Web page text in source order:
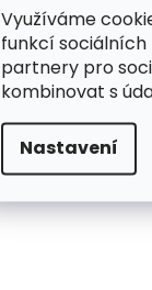
Využíváme
funkcí
partnery pro
kombinovat s
Nastavení